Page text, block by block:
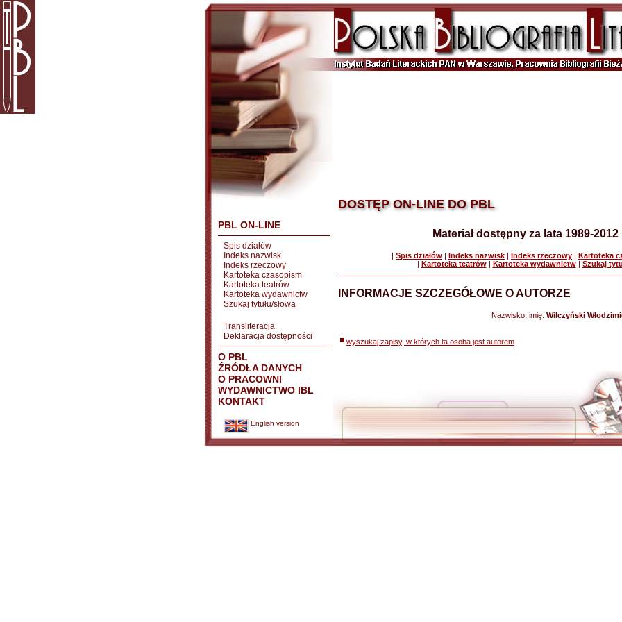
PBL ON-LINE
Spis działów
Indeks nazwisk
Indeks rzeczowy
Kartoteka czasopism
Kartoteka teatrów
Kartoteka wydawnictw
Szukaj tytułu/słowa
Transliteracja
Deklaracja dostępności
O PBL
ŹRÓDŁA DANYCH
O PRACOWNI
WYDAWNICTWO IBL
KONTAKT
English version
DOSTĘP ON-LINE DO PBL
Materiał dostępny za lata 1989-2012
| Spis działów | Indeks nazwisk | Indeks rzeczowy | Kartoteka
| Kartoteka teatrów| Kartoteka wydawnictw| Szukaj
INFORMACJE SZCZEGÓŁOWE O AUTORZE
Nazwisko, imię: Wilczyński
wyszukaj zapisy, w których ta osoba jest autorem